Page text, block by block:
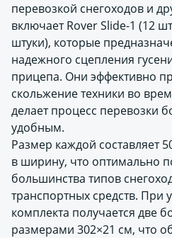
перевозкой снегоходов и
включает Rover Slide-1 (12
штуки), которые
надежного сцепления
прицепа. Они эффективно
скольжение техники во
делает процесс перевозки
удобным.
Размер каждой составляет
в ширину, что оптимально
большинства типов
транспортных средств. При
комплекта получается две
размерами 302×21 см, что